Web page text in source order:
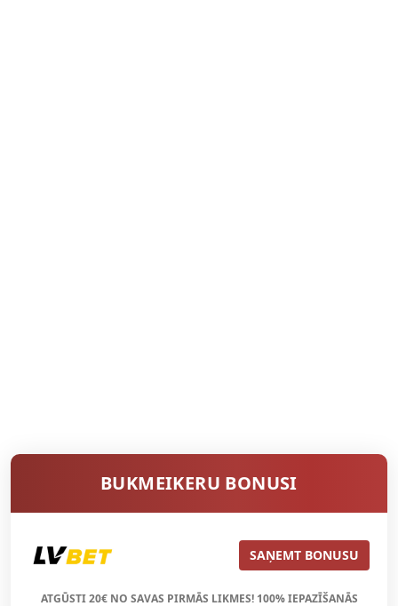
BUKMEIKERU BONUSI
SAŅEMT BONUSU
ATGŪSTI 20€ NO SAVAS PIRMĀS LIKMES! 100% IEPAZĪŠANĀS